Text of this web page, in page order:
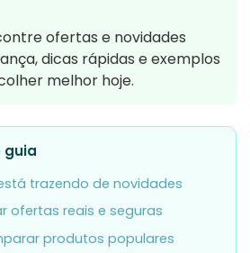
ofertas e novidades
dicas rápidas e exemplos
melhor hoje.
guia
trazendo de novidades
ofertas reais e seguras
produtos populares